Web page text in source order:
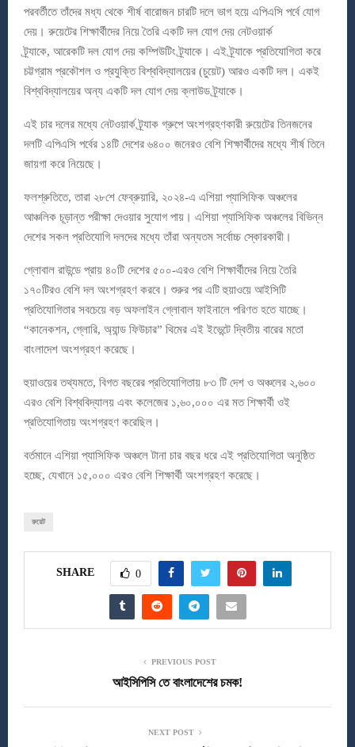
পরবর্তীতে তাঁদের মধ্য থেকে শীর্ষ বারোজন চারটি দলে ভাগ হয়ে এপিএসি পর্বে যোগ
দেয়। রুয়েটের শিক্ষার্থীদের নিয়ে তৈরি একটি দল যোগ দেয় নেটওয়ার্ক
ট্র্যাকে, আরেকটি দল যোগ দেয় কম্পিউটিং ট্র্যাকে। এই ট্র্যাকে প্রতিযোগিতা করে
চট্টগ্রাম প্রকৌশল ও প্রযুক্তি বিশ্ববিদ্যালয়ের (চুয়েট) আরও একটি দল। একই
বিশ্ববিদ্যালয়ের অন্য একটি দল যোগ দেয় ক্লাউড ট্র্যাকে।
এই চার দলের মধ্যে নেটওয়ার্ক ট্র্যাক গ্রুপে অংশগ্রহণকারী রুয়েটের তিনজনের
দলটি এপিএসি পর্বের ১৪টি দেশের ৬৪০০ জনেরও বেশি শিক্ষার্থীদের মধ্যে শীর্ষ তিনে
জায়গা করে নিয়েছে।
ফলশ্রুতিতে, তারা ২৮শে ফেব্রুয়ারি, ২০২৪-এ এশিয়া প্যাসিফিক অঞ্চলের
আঞ্চলিক চূড়ান্ত পরীক্ষা দেওয়ার সুযোগ পায়। এশিয়া প্যাসিফিক অঞ্চলের বিভিন্ন
দেশের সকল প্রতিযোগি দলদের মধ্যে তাঁরা অন্যতম সর্বোচ্চ স্কোরকারী।
গ্লোবাল রাউন্ডে প্রায় ৪০টি দেশের ৫০০-এরও বেশি শিক্ষার্থীদের নিয়ে তৈরি
১৭০টিরও বেশি দল অংশগ্রহণ করবে। শুরুর পর এটি হুয়াওয়ে আইসিটি
প্রতিযোগিতার সবচেয়ে বড় অফলাইন গ্লোবাল ফাইনালে পরিণত হতে যাচ্ছে।
“কানেকশন, গ্লোরি, অ্যান্ড ফিউচার” থিমের এই ইভেন্টে দ্বিতীয় বারের মতো
বাংলাদেশ অংশগ্রহণ করেছে।
হুয়াওয়ের তথ্যমতে, বিগত বছরের প্রতিযোগিতায় ৮৩ টি দেশ ও অঞ্চলের ২,৬০০
এরও বেশি বিশ্ববিদ্যালয় এবং কলেজের ১,৬০,০০০ এর মত শিক্ষার্থী ওই
প্রতিযোগিতায় অংশগ্রহণ করেছিল।
বর্তমানে এশিয়া প্যাসিফিক অঞ্চলে টানা চার বছর ধরে এই প্রতিযোগিতা অনুষ্ঠিত
হচ্ছে, যেখানে ১৫,০০০ এরও বেশি শিক্ষার্থী অংশগ্রহণ করেছে।
রুয়েট
SHARE 0
PREVIOUS POST
আইসিপিসি তে বাংলাদেশের চমক!
NEXT POST